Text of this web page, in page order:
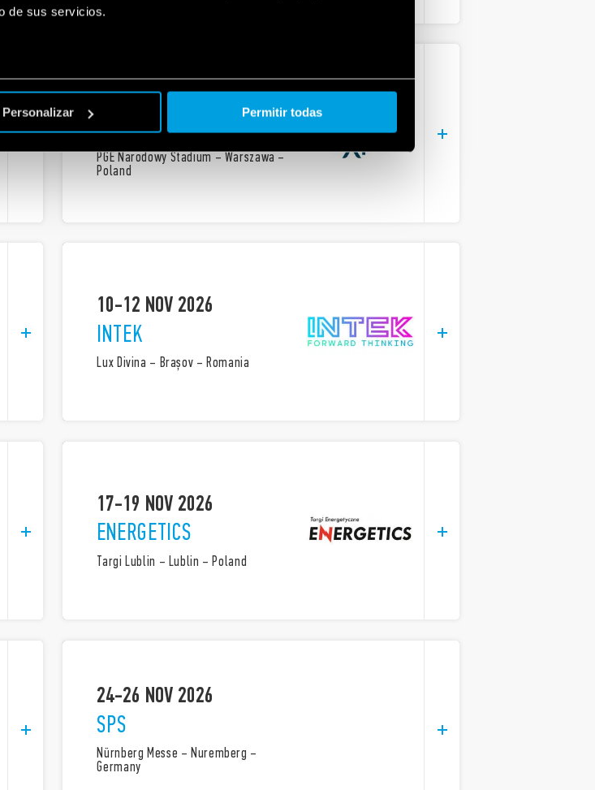
de sus servicios.
Personalizar Permitir todas
22 OCT 2026
EVERTIQ
PGE Narodowy Stadium – Warszawa –
Poland
10-12 NOV 2026
INTEK
Lux Divina – Brașov – Romania
17-19 NOV 2026
ENERGETICS
Targi Lublin – Lublin – Poland
24-26 NOV 2026
SPS
Nürnberg Messe – Nuremberg –
Germany